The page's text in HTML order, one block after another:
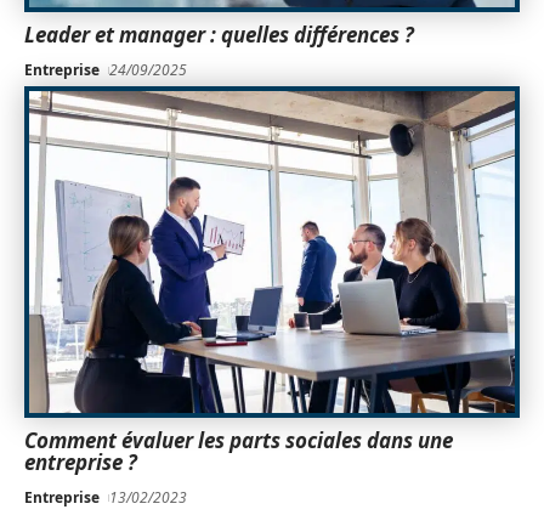
Leader et manager : quelles différences ?
Entreprise 24/09/2025
Comment évaluer les parts sociales dans une
entreprise ?
Entreprise 13/02/2023